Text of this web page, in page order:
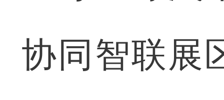
协同智联展